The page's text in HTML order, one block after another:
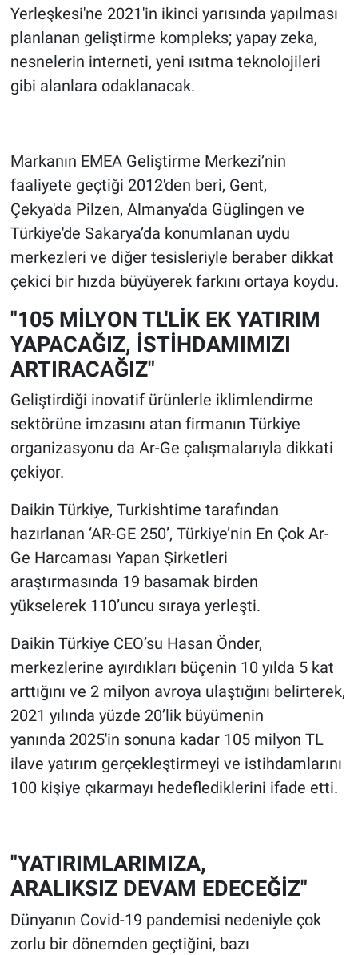
Yerleşkesi'ne 2021'in ikinci yarısında yapılması
planlanan geliştirme kompleks; yapay zeka,
nesnelerin interneti, yeni ısıtma teknolojileri
gibi alanlara odaklanacak.
Markanın EMEA Geliştirme Merkezi’nin
faaliyete geçtiği 2012'den beri, Gent,
Çekya'da Pilzen, Almanya'da Güglingen ve
Türkiye'de Sakarya’da konumlanan uydu
merkezleri ve diğer tesisleriyle beraber dikkat
çekici bir hızda büyüyerek farkını ortaya koydu.
"105 MİLYON TL'LİK EK YATIRIM
YAPACAĞIZ, İSTİHDAMIMIZI
ARTIRACAĞIZ"
Geliştirdiği inovatif ürünlerle iklimlendirme
sektörüne imzasını atan firmanın Türkiye
organizasyonu da Ar-Ge çalışmalarıyla dikkati
çekiyor.
Daikin Türkiye, Turkishtime tarafından
hazırlanan ‘AR-GE 250’, Türkiye’nin En Çok Ar-
Ge Harcaması Yapan Şirketleri
araştırmasında 19 basamak birden
yükselerek 110’uncu sıraya yerleşti.
Daikin Türkiye CEO’su Hasan Önder,
merkezlerine ayırdıkları büçenin 10 yılda 5 kat
arttığını ve 2 milyon avroya ulaştığını belirterek,
2021 yılında yüzde 20’lik büyümenin
yanında 2025'in sonuna kadar 105 milyon TL
ilave yatırım gerçekleştirmeyi ve istihdamlarını
100 kişiye çıkarmayı hedeflediklerini ifade etti.
"YATIRIMLARIMIZA,
ARALIKSIZ DEVAM EDECEĞİZ"
Dünyanın Covid-19 pandemisi nedeniyle çok
zorlu bir dönemden geçtiğini, bazı